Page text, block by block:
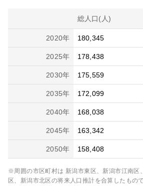
総人口(人)
2020年 180,345
2025年 178,438
2030年 175,559
2035年 172,099
2040年 168,038
2045年 163,342
2050年 158,408
※周囲の市区町村は 新潟市東区、新潟市江南区
区、新潟市北区の将来人口推計を合算したもので